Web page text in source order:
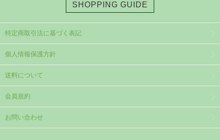
SHOPPING GUIDE
特定商取引法に基づく表記
個人情報保護方針
送料について
会員規約
お問い合わせ